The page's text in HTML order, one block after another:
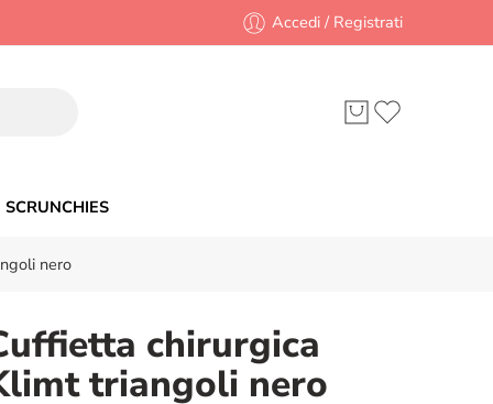
Accedi / Registrati
SCRUNCHIES
nero
chirurgica
triangoli nero